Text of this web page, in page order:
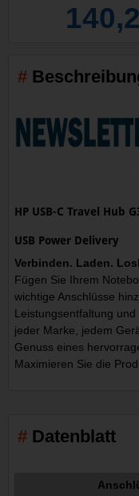
HP USB-C Travel Hub
USB Power Delivery
Verbinden. Laden.
Fügen Sie Ihrem
wichtige Anschlüsse
Leistungsentfaltung
jeder Marke, jedem
Genuss eines
Maximieren Sie die
Datenblatt